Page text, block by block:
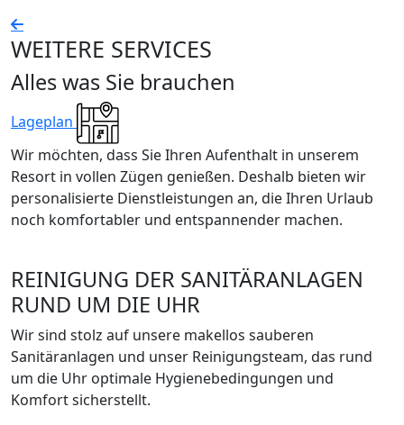
WEITERE SERVICES
Alles was Sie brauchen
Lageplan
Wir möchten, dass Sie Ihren Aufenthalt in unserem
Resort in vollen Zügen genießen. Deshalb bieten wir
personalisierte Dienstleistungen an, die Ihren Urlaub
noch komfortabler und entspannender machen.
REINIGUNG DER SANITÄRANLAGEN
RUND UM DIE UHR
Wir sind stolz auf unsere makellos sauberen
Sanitäranlagen und unser Reinigungsteam, das rund
um die Uhr optimale Hygienebedingungen und
Komfort sicherstellt.